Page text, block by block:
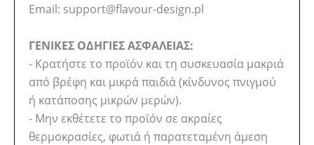
Email: support@flavour-design.pl
ΓΕΝΙΚΕΣ ΟΔΗΓΙΕΣ ΑΣΦΑΛΕΙΑΣ:
- Κρατήστε το προϊόν και τη συσκευασία μακριά
από βρέφη και μικρά παιδιά (κίνδυνος πνιγμού
ή κατάποσης μικρών μερών).
- Μην εκθέτετε το προϊόν σε ακραίες
θερμοκρασίες, φωτιά ή παρατεταμένη άμεση